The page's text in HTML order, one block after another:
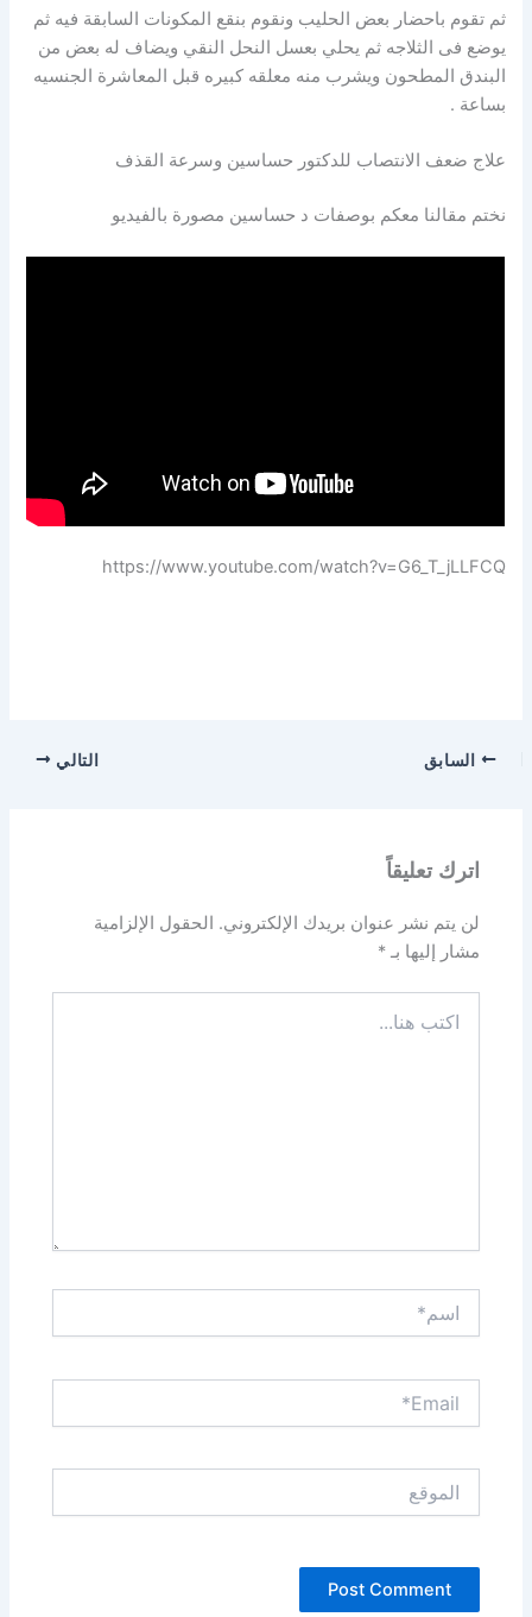
ثم تقوم باحضار بعض الحليب ونقوم بنقع المكونات السابقة فيه ثم
يوضع فى الثلاجه ثم يحلي بعسل النحل النقي ويضاف له بعض من
البندق المطحون ويشرب منه معلقه كبيره قبل المعاشرة الجنسيه
بساعة .
علاج ضعف الانتصاب للدكتور حساسين وسرعة القذف
نختم مقالنا معكم بوصفات د حساسين مصورة بالفيديو
https://www.youtube.com/watch?v=G6_T_jLLFCQ
السابق التالي
اترك تعليقاً
لن يتم نشر عنوان بريدك الإلكتروني. الحقول الإلزامية
مشار إليها بـ*
هنا...